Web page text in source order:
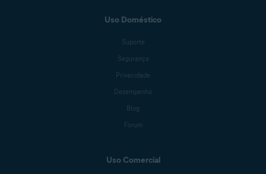
Uso Doméstico
Suporte
Segurança
Privacidade
Desempenho
Blog
Forum
Uso Comercial